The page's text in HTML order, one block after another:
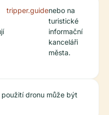
tripper.guidenebo na
turistické
informační
kanceláři
města.
použití dronu může být